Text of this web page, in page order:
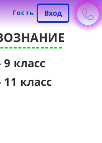
Гость Вход
9 класс
11 класс